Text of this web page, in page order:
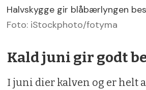
Halvskygge gir blåbærlyngen
Foto: iStockphoto/fotyma
Kald juni gir godt
I juni dier kalven og er helt